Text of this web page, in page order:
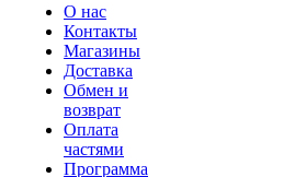
О нас
Контакты
Магазины
Доставка
Обмен и
возврат
Оплата
частями
Программа